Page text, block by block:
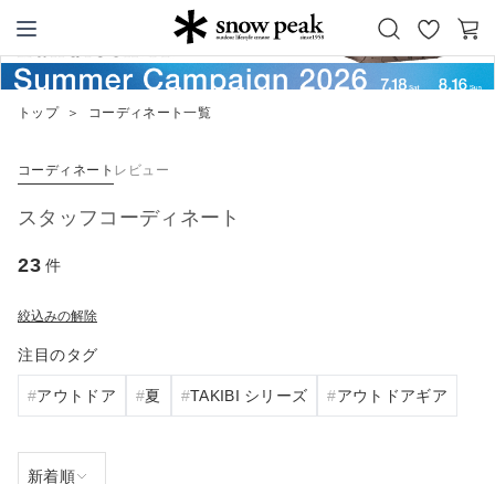
Snow Peak
お
カ
ー
トップ ＞ コーディネート一覧
コーディネート レビュー
スタッフコーディネート
23 件
絞込みの解除
注目のタグ
アウトドア 夏 TAKIBI シリーズ アウトドアギア